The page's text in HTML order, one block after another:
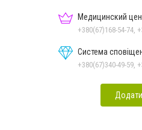
Медицинский
+380(67)168-54-74,
Система
+380(67)340-49-59,